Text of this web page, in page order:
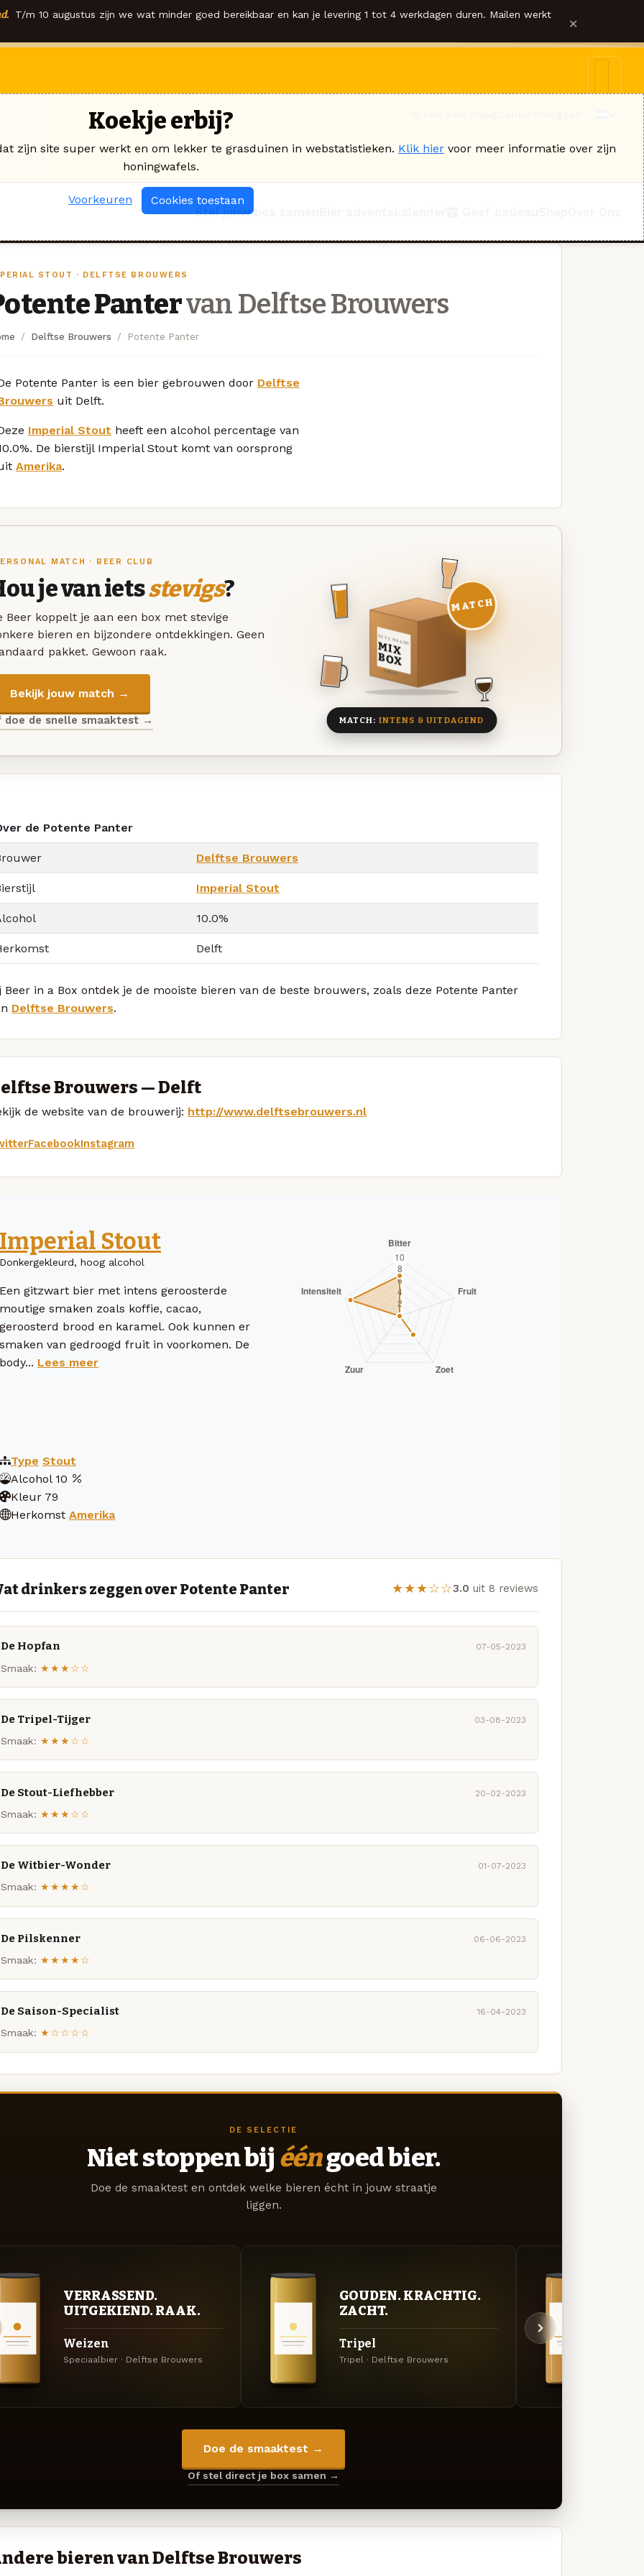
T/m 10 augustus zijn we wat minder goed bereikbaar en kan je levering 1 tot 4 werkdagen duren. Mailen werkt ×
Stel jouw box samen
STOUT · DELFTSE BROUWERS
Pantervan Delftse Brouwers
Delftse Brouwers Potente Panter
Potente Panter is een bier gebrouwen door Delftse
uit Delft.
Imperial Stout heeft een alcohol percentage van
De bierstijl Imperial Stout komt van oorsprong
Amerika.
MATCH · BEER CLUB
je van ietsstevigs?
Beer koppelt je aan een box met stevige
bieren en bijzondere ontdekkingen. Geen
pakket. Gewoon raak.
Bekijk jouw match →
doe de snelle smaaktest →
DEZE MAAND
MIX
BOX
8 BIEREN
MATCH
MATCH: INTENS & UITDAGEND
de Potente Panter
Delftse Brouwers
Imperial Stout
10.0%
Delft
Beer in a Box ontdek je de mooiste bieren van de beste brouwers, zoals deze Potente Panter
Delftse Brouwers.
Brouwers — Delft
de website van de brouwerij: http://www.delftsebrouwers.nl
FacebookInstagram
Imperial Stout
Donkergekleurd, hoog alcohol
Een gitzwart bier met intens geroosterde
moutige smaken zoals koffie, cacao,
geroosterd brood en karamel. Ook kunnen er
smaken van gedroogd fruit in voorkomen. De
body... Lees meer
Type Stout
Alcohol 10
Kleur 79
Herkomst Amerika
drinkers zeggen over Potente Panter ★★★☆☆3.0 uit 8 reviews
De Hopfan 07-05-2023
Smaak: ★★★☆☆
De Tripel-Tijger 03-08-2023
Smaak: ★★★☆☆
De Stout-Liefhebber 20-02-2023
Smaak: ★★★☆☆
De Witbier-Wonder 01-07-2023
Smaak: ★★★★☆
De Pilskenner 06-06-2023
Smaak: ★★★★☆
De Saison-Specialist 16-04-2023
Smaak: ★☆☆☆☆
DE SELECTIE
Niet stoppen bij ééngoed bier.
Doe de smaaktest en ontdek welke bieren écht in jouw straatje
liggen.
VERRASSEND.
UITGEKIEND. RAAK.
Weizen
Speciaalbier · Delftse Brouwers
GOUDEN. KRACHTIG.
ZACHT.
Tripel
Tripel · Delftse Brouwers
Doe de smaaktest →
Of stel direct je box samen →
bieren van Delftse Brouwers
Koekje erbij?
zijn site super werkt en om lekker te grasduinen in webstatistieken. Klik hier voor meer informatie over zijn
honingwafels.
Voorkeuren Cookies toestaan